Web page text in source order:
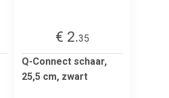
€ 2.35
Q-Connect schaar,
25,5 cm, zwart